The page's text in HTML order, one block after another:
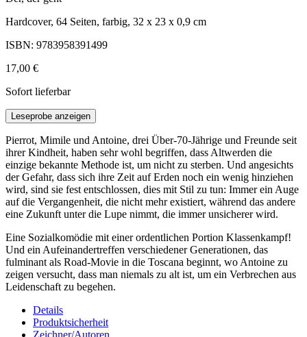
Hardcover, 64 Seiten, farbig, 32 x 23 x 0,9 cm
ISBN: 9783958391499
17,00 €
Sofort lieferbar
Leseprobe anzeigen
Pierrot, Mimile und Antoine, drei Über-70-Jährige und Freunde seit
ihrer Kindheit, haben sehr wohl begriffen, dass Altwerden die
einzige bekannte Methode ist, um nicht zu sterben. Und angesichts
der Gefahr, dass sich ihre Zeit auf Erden noch ein wenig hinziehen
wird, sind sie fest entschlossen, dies mit Stil zu tun: Immer ein Auge
auf die Vergangenheit, die nicht mehr existiert, während das andere
eine Zukunft unter die Lupe nimmt, die immer unsicherer wird.
Eine Sozialkomödie mit einer ordentlichen Portion Klassenkampf!
Und ein Aufeinandertreffen verschiedener Generationen, das
fulminant als Road-Movie in die Toscana beginnt, wo Antoine zu
zeigen versucht, dass man niemals zu alt ist, um ein Verbrechen aus
Leidenschaft zu begehen.
Details
Produktsicherheit